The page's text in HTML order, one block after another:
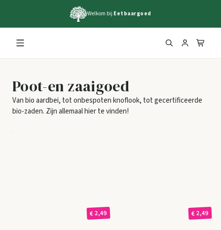
Welkom bij Eetbaargoed
Poot-en zaaigoed
Van bio aardbei, tot onbespoten knoflook, tot gecertificeerde
bio-zaden. Zijn allemaal hier te vinden!
€ 2,49 € 2,49